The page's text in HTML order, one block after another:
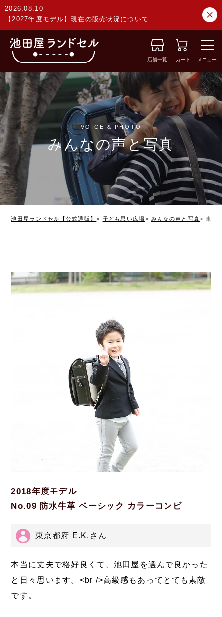
2026.08.10
【2027年度モデル】現在の販売状況について
店舗一覧 カート メニュー
VOICE & PHOTO
みんなの声と写真
池田屋ランドセル【公式通販】 子ども思い広場 みんなの声と写真 東京
2018年度モデル
No.09 防水牛革 ベーシック カラーコンビ
東京都府 E.K.さん
本当に丈夫で格好良くて、池田屋を選んで良かった
と日々思います。<br />高級感もあってとても素敵
です。